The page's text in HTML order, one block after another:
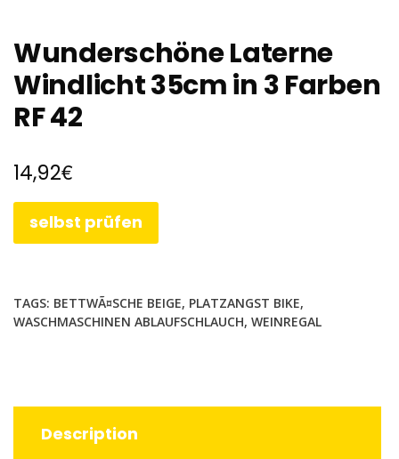
Wunderschöne Laterne
Windlicht 35cm in 3 Farben
RF 42
14,92€
selbst prüfen
TAGS: BETTWÃ¤SCHE BEIGE, PLATZANGST BIKE,
WASCHMASCHINEN ABLAUFSCHLAUCH, WEINREGAL
Description